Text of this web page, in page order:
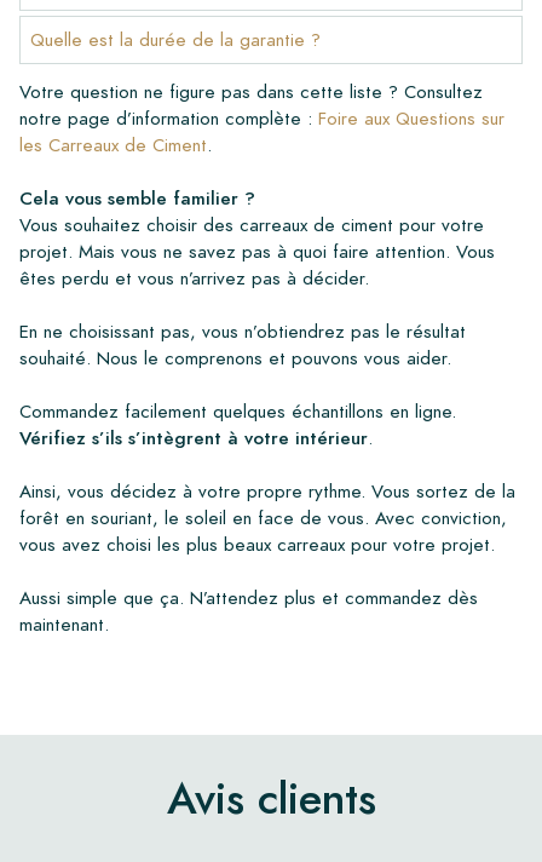
Quelle est la durée de la garantie ?
Votre question ne figure pas dans cette liste ? Consultez
notre page d’information complète : Foire aux Questions sur
les Carreaux de Ciment.
Cela vous semble familier ?
Vous souhaitez choisir des carreaux de ciment pour votre
projet. Mais vous ne savez pas à quoi faire attention. Vous
êtes perdu et vous n’arrivez pas à décider.
En ne choisissant pas, vous n’obtiendrez pas le résultat
souhaité. Nous le comprenons et pouvons vous aider.
Commandez facilement quelques échantillons en ligne.
Vérifiez s’ils s’intègrent à votre intérieur.
Ainsi, vous décidez à votre propre rythme. Vous sortez de la
forêt en souriant, le soleil en face de vous. Avec conviction,
vous avez choisi les plus beaux carreaux pour votre projet.
Aussi simple que ça. N’attendez plus et commandez dès
maintenant.
Avis clients